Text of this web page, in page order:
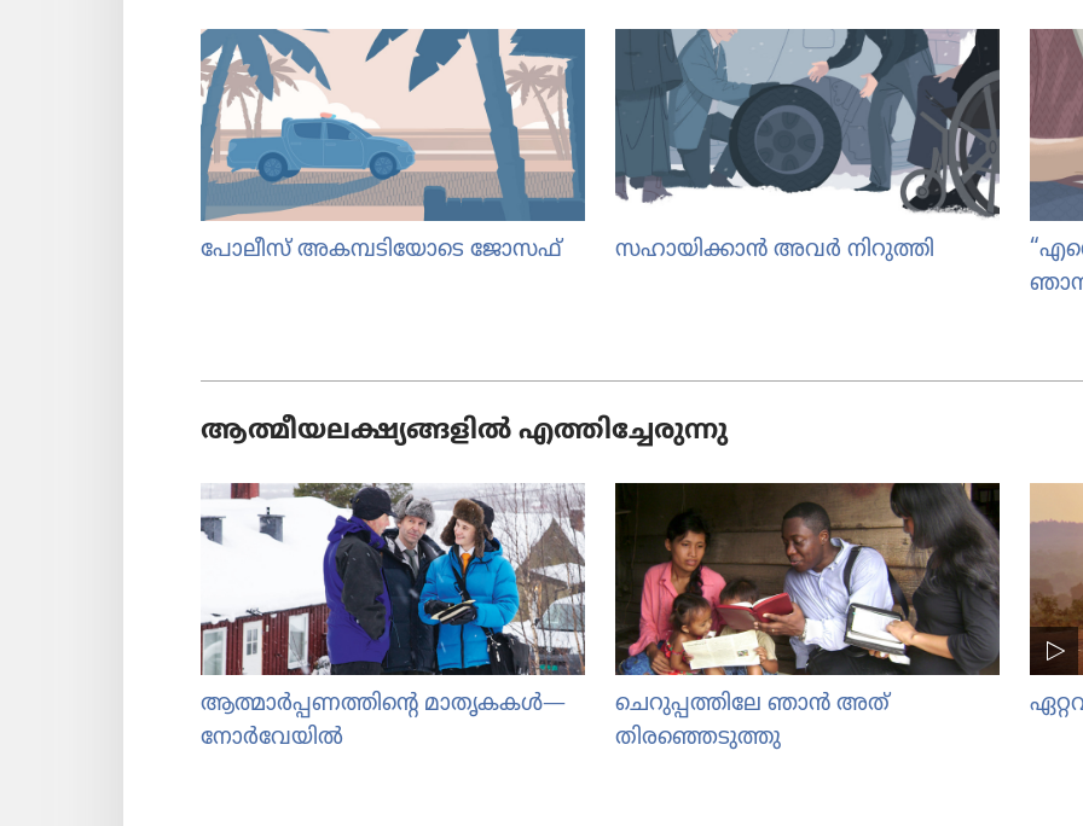
പോലീസ്‌ അകമ്പടി​യോ​ടെ ജോസഫ്‌ സഹായി​ക്കാൻ അവർ നിറുത്തി
ആത്മീയ​ല​ക്ഷ്യ​ങ്ങ​ളിൽ എത്തി​ച്ചേ​രു​ന്നു
ആത്മാർപ്പണത്തിന്റെ മാതൃകകൾ—
നോർവേയിൽ
ചെറുപ്പത്തിലേ ഞാൻ അത്‌
തിരഞ്ഞെടുത്തു